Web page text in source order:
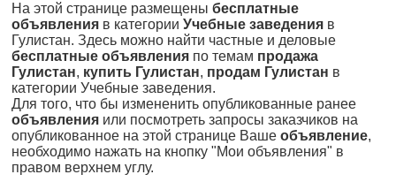
На этой странице размещены бесплатные
объявления в категории Учебные заведения в
Гулистан. Здесь можно найти частные и деловые
бесплатные объявления по темам продажа
Гулистан, купить Гулистан, продам Гулистан в
категории Учебные заведения.
Для того, что бы измененить опубликованные ранее
объявления или посмотреть запросы заказчиков на
опубликованное на этой странице Ваше объявление,
необходимо нажать на кнопку "Мои объявления" в
правом верхнем углу.